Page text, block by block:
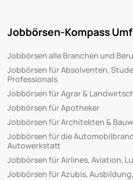
Jobbörsen-Kompass
Jobbörsen alle Branchen und
Jobbörsen für Absolventen,
Professionals
Jobbörsen für Agrar &
Jobbörsen für Apotheker
Jobbörsen für Architekten &
Jobbörsen für die
Autowerkstatt
Jobbörsen für Airlines, Aviation,
Jobbörsen für Azubis,